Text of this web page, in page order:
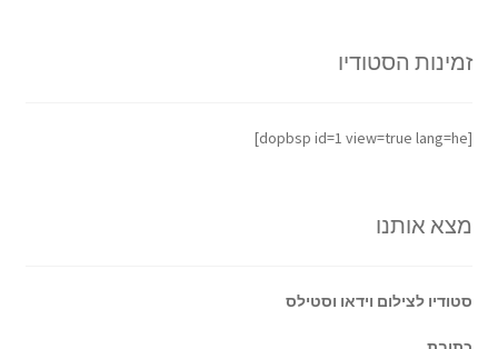
זמינות הסטודיו
[dopbsp id=1 view=true lang=he]
מצא אותנו
סטודיו לצילום וידאו וסטילס